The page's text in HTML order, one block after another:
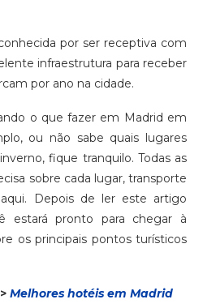
por ser receptiva com
infraestrutura para receber
por ano na cidade.
o que fazer em Madrid em
ou não sabe quais lugares
fique tranquilo. Todas as
sobre cada lugar, transporte
Depois de ler este artigo
estará pronto para chegar à
os principais pontos turísticos
Melhores hotéis em Madrid